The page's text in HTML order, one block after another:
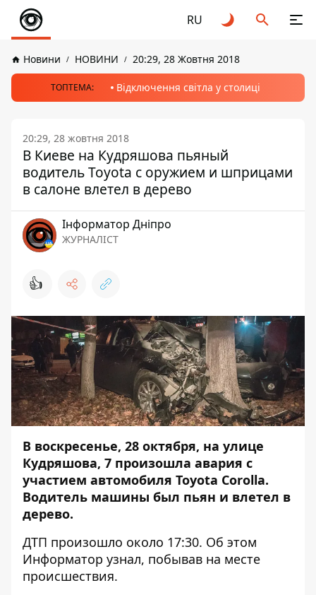
RU
Новини НОВИНИ 20:29, 28 Жовтня 2018
ТОПТЕМА: Відключення світла у столиці
20:29, 28 жовтня 2018
В Киеве на Кудряшова пьяный
водитель Toyota с оружием и шприцами
в салоне влетел в дерево
Інформатор Дніпро
ЖУРНАЛІСТ
👍
В воскресенье, 28 октября, на улице
Кудряшова, 7 произошла авария с
участием автомобиля Toyota Corolla.
Водитель машины был пьян и влетел в
дерево.
ДТП произошло около 17:30. Об этом
Информатор узнал, побывав на месте
происшествия.